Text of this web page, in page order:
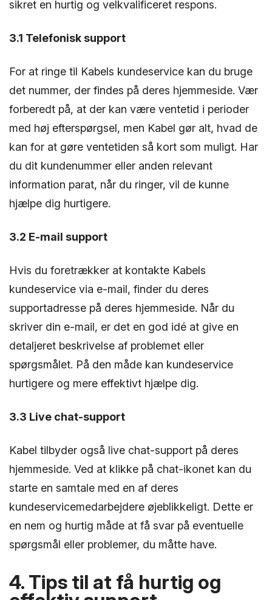
sikret en hurtig og velkvalificeret respons.
3.1 Telefonisk support
For at ringe til Kabels kundeservice kan du bruge
det nummer, der findes på deres hjemmeside. Vær
forberedt på, at der kan være ventetid i perioder
med høj efterspørgsel, men Kabel gør alt, hvad de
kan for at gøre ventetiden så kort som muligt. Har
du dit kundenummer eller anden relevant
information parat, når du ringer, vil de kunne
hjælpe dig hurtigere.
3.2 E-mail support
Hvis du foretrækker at kontakte Kabels
kundeservice via e-mail, finder du deres
supportadresse på deres hjemmeside. Når du
skriver din e-mail, er det en god idé at give en
detaljeret beskrivelse af problemet eller
spørgsmålet. På den måde kan kundeservice
hurtigere og mere effektivt hjælpe dig.
3.3 Live chat-support
Kabel tilbyder også live chat-support på deres
hjemmeside. Ved at klikke på chat-ikonet kan du
starte en samtale med en af deres
kundeservicemedarbejdere øjeblikkeligt. Dette er
en nem og hurtig måde at få svar på eventuelle
spørgsmål eller problemer, du måtte have.
4. Tips til at få hurtig og